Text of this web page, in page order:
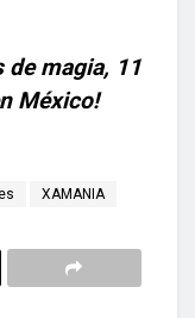
de magia, 11
México!
XAMANIA